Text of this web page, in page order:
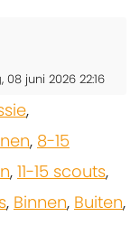
juni 2026 22:16
,
, 8-15
, 11-15 scouts,
, Binnen, Buiten,